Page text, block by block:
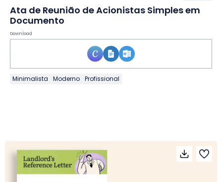
Ata de Reunião de Acionistas Simples em
Documento
Download
Minimalista Moderno Profissional